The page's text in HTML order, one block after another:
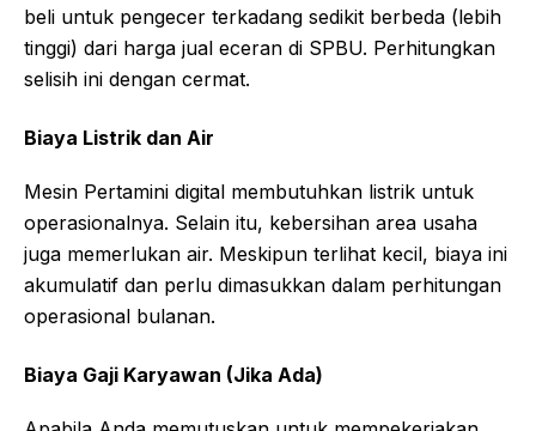
beli untuk pengecer terkadang sedikit berbeda (lebih
tinggi) dari harga jual eceran di SPBU. Perhitungkan
selisih ini dengan cermat.
Biaya Listrik dan Air
Mesin Pertamini digital membutuhkan listrik untuk
operasionalnya. Selain itu, kebersihan area usaha
juga memerlukan air. Meskipun terlihat kecil, biaya ini
akumulatif dan perlu dimasukkan dalam perhitungan
operasional bulanan.
Biaya Gaji Karyawan (Jika Ada)